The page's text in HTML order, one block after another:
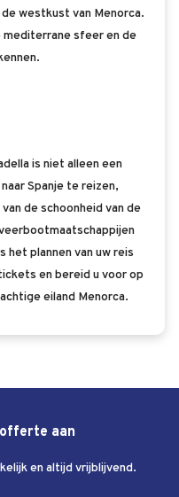
westkust van Menorca.
mediterrane sfeer en de
is niet alleen een
Spanje te reizen,
de schoonheid van de
plannen van uw reis
en bereid u voor op
eiland Menorca.
aan
en altijd vrijblijvend.